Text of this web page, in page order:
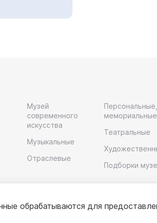
Музей
современного
искусства
Музыкальные
Отраслевые
Персональные,
мемориальные
Театральные
Подборки
обрабатываются для